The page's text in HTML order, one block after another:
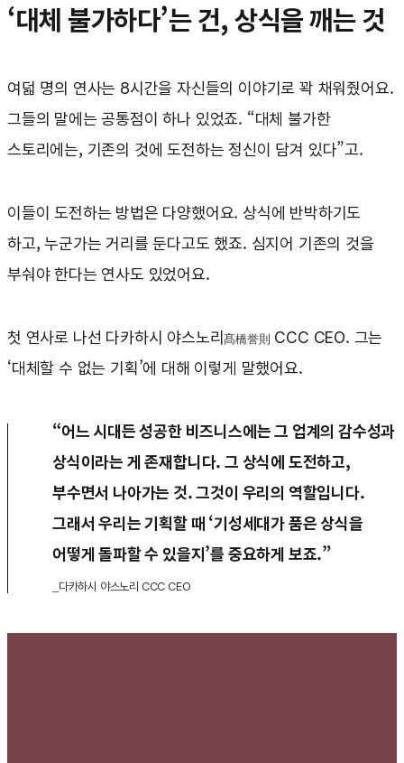
‘대체 불가하다’는 건, 상식을 깨는 것
여덟 명의 연사는 8시간을 자신들의 이야기로 꽉 채워줬어요.
그들의 말에는 공통점이 하나 있었죠. “대체 불가한
스토리에는, 기존의 것에 도전하는 정신이 담겨 있다”고.
이들이 도전하는 방법은 다양했어요. 상식에 반박하기도
하고, 누군가는 거리를 둔다고도 했죠. 심지어 기존의 것을
부숴야 한다는 연사도 있었어요.
첫 연사로 나선 다카하시 야스노리髙橋誉則 CCC CEO. 그는
‘대체할 수 없는 기획’에 대해 이렇게 말했어요.
“어느 시대든 성공한 비즈니스에는 그 업계의 감수성과
상식이라는 게 존재합니다. 그 상식에 도전하고,
부수면서 나아가는 것. 그것이 우리의 역할입니다.
그래서 우리는 기획할 때 ‘기성세대가 품은 상식을
어떻게 돌파할 수 있을지’를 중요하게 보죠.”
_다카하시 야스노리 CCC CEO